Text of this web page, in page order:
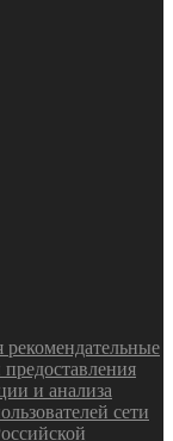
и анализа
сети